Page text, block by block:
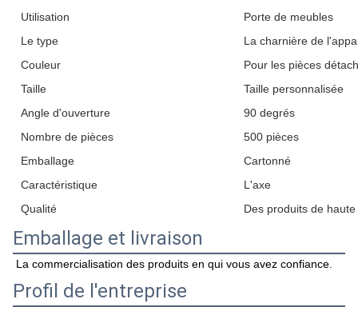
Utilisation
Porte de meubles
Le type
La charnière de
Couleur
Pour les pièces
Taille
Taille personnalisée
Angle d'ouverture
90 degrés
Nombre de pièces
500 pièces
Emballage
Cartonné
Caractéristique
L'axe
Qualité
Des produits de
Emballage et livraison
La commercialisation des produits en qui vous avez confiance.
Profil de l'entreprise